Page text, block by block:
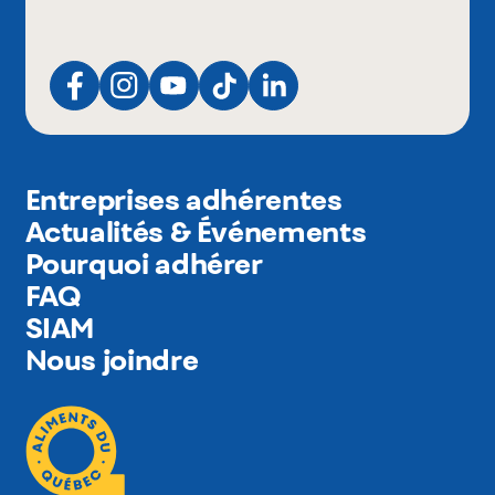
Entreprises adhérentes
Actualités & Événements
Pourquoi adhérer
FAQ
SIAM
Nous joindre